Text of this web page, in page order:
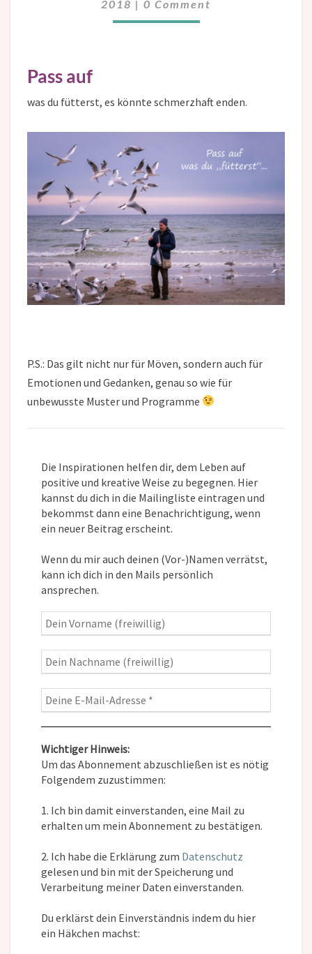
2018 | 0 Comment
Pass auf
was du fütterst, es könnte schmerzhaft enden.
P.S.: Das gilt nicht nur für Möven, sondern auch für
Emotionen und Gedanken, genau so wie für
unbewusste Muster und Programme
Die Inspirationen helfen dir, dem Leben auf
positive und kreative Weise zu begegnen. Hier
kannst du dich in die Mailingliste eintragen und
bekommst dann eine Benachrichtigung, wenn
ein neuer Beitrag erscheint.
Wenn du mir auch deinen (Vor-)Namen verrätst,
kann ich dich in den Mails persönlich
ansprechen.
Wichtiger Hinweis:
Um das Abonnement abzuschließen ist es nötig
Folgendem zuzustimmen:
1. Ich bin damit einverstanden, eine Mail zu
erhalten um mein Abonnement zu bestätigen.
2. Ich habe die Erklärung zum Datenschutz
gelesen und bin mit der Speicherung und
Verarbeitung meiner Daten einverstanden.
Du erklärst dein Einverständnis indem du hier
ein Häkchen machst: